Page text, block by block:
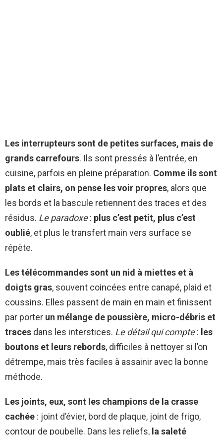
Les interrupteurs sont de petites surfaces, mais de
grands carrefours. Ils sont pressés à l’entrée, en
cuisine, parfois en pleine préparation. Comme ils sont
plats et clairs, on pense les voir propres, alors que
les bords et la bascule retiennent des traces et des
résidus. Le paradoxe: plus c’est petit, plus c’est
oublié, et plus le transfert main vers surface se
répète.
Les télécommandes sont un nid à miettes et à
doigts gras, souvent coincées entre canapé, plaid et
coussins. Elles passent de main en main et finissent
par porter un mélange de poussière, micro-débris et
traces dans les interstices. Le détail qui compte: les
boutons et leurs rebords, difficiles à nettoyer si l’on
détrempe, mais très faciles à assainir avec la bonne
méthode.
Les joints, eux, sont les champions de la crasse
cachée : joint d’évier, bord de plaque, joint de frigo,
contour de poubelle. Dans les reliefs, la saleté